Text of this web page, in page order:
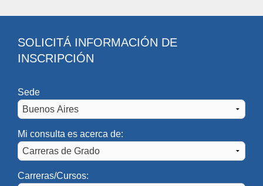
SOLICITÁ INFORMACIÓN DE
INSCRIPCIÓN
Sede
Mi consulta es acerca de:
Carreras/Cursos: